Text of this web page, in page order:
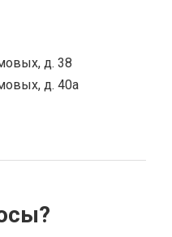
д. 38
д. 40а